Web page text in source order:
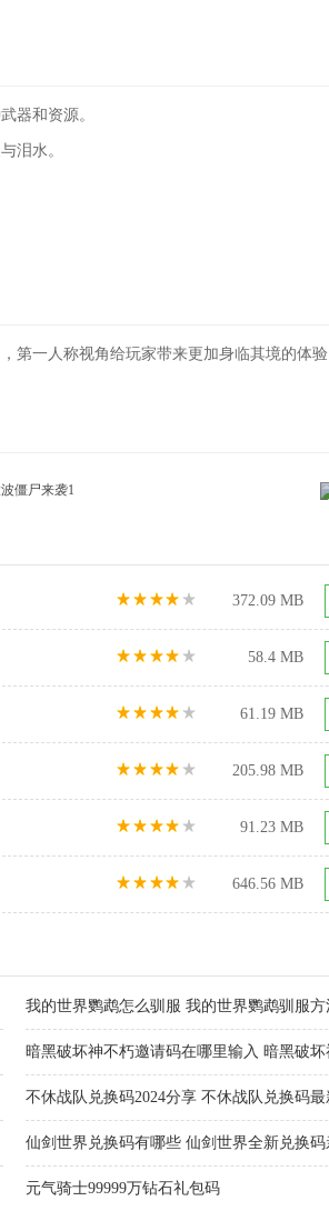
器和资源。
泪水。
第一人称视角给玩家带来更加身临其境的体验
372.09 MB
58.4 MB
61.19 MB
205.98 MB
91.23 MB
646.56 MB
我的世界鹦鹉怎么驯服 我的世界鹦鹉驯服方
暗黑破坏神不朽邀请码在哪里输入 暗黑破
不休战队兑换码2024分享 不休战队兑换码
仙剑世界兑换码有哪些 仙剑世界全新兑换
享
元气骑士99999万钻石礼包码